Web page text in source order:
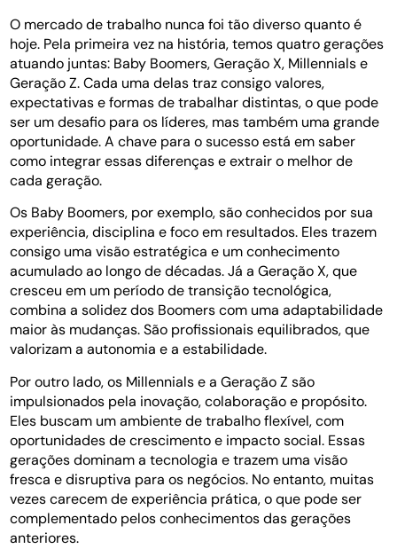
O mercado de trabalho nunca foi tão diverso quanto é
hoje. Pela primeira vez na história, temos quatro gerações
atuando juntas: Baby Boomers, Geração X, Millennials e
Geração Z. Cada uma delas traz consigo valores,
expectativas e formas de trabalhar distintas, o que pode
ser um desafio para os líderes, mas também uma grande
oportunidade. A chave para o sucesso está em saber
como integrar essas diferenças e extrair o melhor de
cada geração.
Os Baby Boomers, por exemplo, são conhecidos por sua
experiência, disciplina e foco em resultados. Eles trazem
consigo uma visão estratégica e um conhecimento
acumulado ao longo de décadas. Já a Geração X, que
cresceu em um período de transição tecnológica,
combina a solidez dos Boomers com uma adaptabilidade
maior às mudanças. São profissionais equilibrados, que
valorizam a autonomia e a estabilidade.
Por outro lado, os Millennials e a Geração Z são
impulsionados pela inovação, colaboração e propósito.
Eles buscam um ambiente de trabalho flexível, com
oportunidades de crescimento e impacto social. Essas
gerações dominam a tecnologia e trazem uma visão
fresca e disruptiva para os negócios. No entanto, muitas
vezes carecem de experiência prática, o que pode ser
complementado pelos conhecimentos das gerações
anteriores.